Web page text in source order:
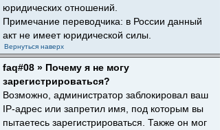
юридических отношений.
Примечание переводчика: в России данный
акт не имеет юридической силы.
Вернуться наверх
faq#08 » Почему я не могу
зарегистрироваться?
Возможно, администратор заблокировал ваш
IP-адрес или запретил имя, под которым вы
пытаетесь зарегистрироваться. Также он мог